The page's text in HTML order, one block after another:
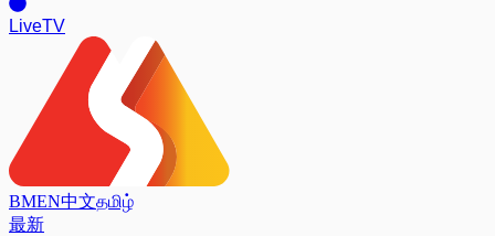
LiveTV
BMEN中文தமிழ்
最新